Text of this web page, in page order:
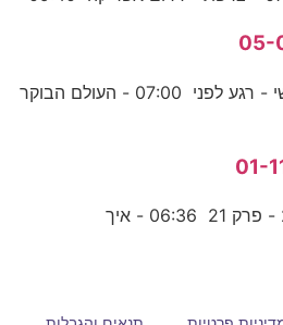
06:00 - העולם הבוקר בשישי - רגע לפני 07:00 - העולם הבוקר